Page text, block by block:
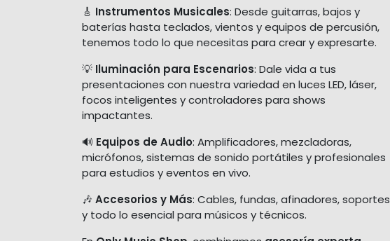
🎸 Instrumentos Musicales: Desde guitarras, bajos y
baterías hasta teclados, vientos y equipos de percusión,
tenemos todo lo que necesitas para crear y expresarte.
💡 Iluminación para Escenarios: Dale vida a tus
presentaciones con nuestra variedad en luces LED, láser,
focos inteligentes y controladores para shows
impactantes.
🔊 Equipos de Audio: Amplificadores, mezcladoras,
micrófonos, sistemas de sonido portátiles y profesionales
para estudios y eventos en vivo.
🎶 Accesorios y Más: Cables, fundas, afinadores, soportes
y todo lo esencial para músicos y técnicos.